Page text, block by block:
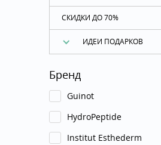
СКИДКИ ДО 70%
ИДЕИ ПОДАРКОВ
Бренд
Guinot
HydroPeptide
Institut Esthederm